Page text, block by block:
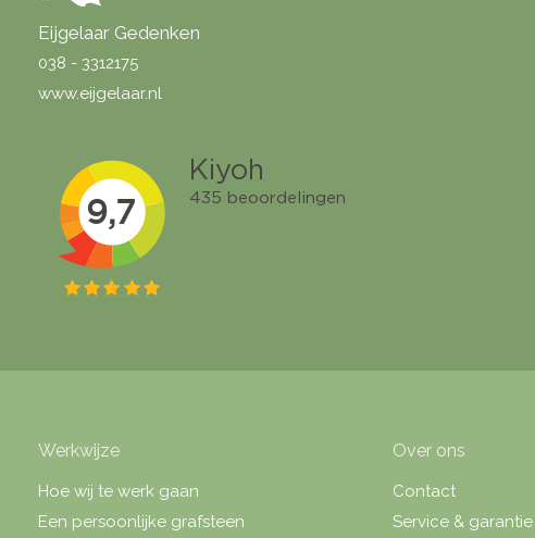
Eijgelaar Gedenken
038 - 3312175
www.eijgelaar.nl
Werkwijze
Hoe wij te werk gaan
Een persoonlijke grafsteen
Over ons
Contact
Service & garantie